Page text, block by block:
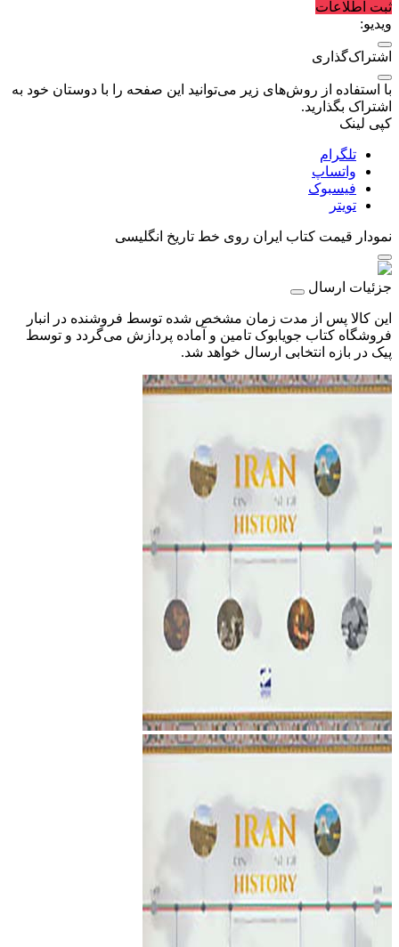
ثبت اطلاعات
ویدیو:
اشتراک‌گذاری
با استفاده از روش‌های زیر می‌توانید این صفحه را با دوستان خود به
اشتراک بگذارید.
کپی لینک
تلگرام
واتساپ
فیسبوک
تویتر
نمودار قیمت کتاب ایران روی خط تاریخ انگلیسی
جزئیات ارسال
این کالا پس از مدت زمان مشخص شده توسط فروشنده در انبار
فروشگاه کتاب جویابوک تامین و آماده پردازش می‌گردد و توسط
پیک در بازه انتخابی ارسال خواهد شد.